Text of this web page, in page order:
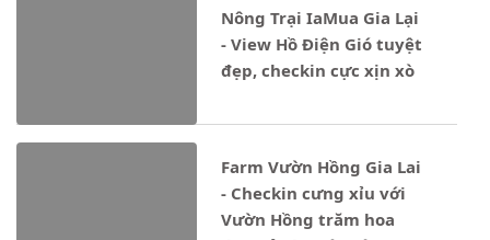
Nông Trại IaMua Gia Lại
- View Hồ Điện Gió tuyệt
đẹp, checkin cực xịn xò
Farm Vườn Hồng Gia Lai
- Checkin cưng xỉu với
Vườn Hồng trăm hoa